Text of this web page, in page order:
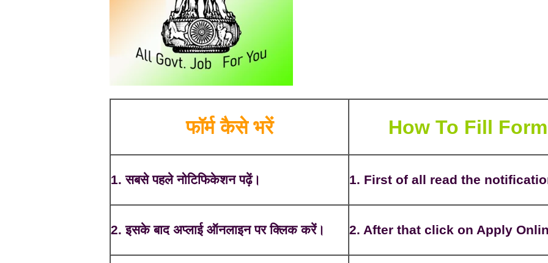
फॉर्म कैसे भरें How To Fill Form
1. सबसे पहले नोटिफिकेशन पढ़ें। 1. First of all read the
2. इसके बाद अप्लाई ऑनलाइन पर क्लिक करें। 2. After that click on Apply